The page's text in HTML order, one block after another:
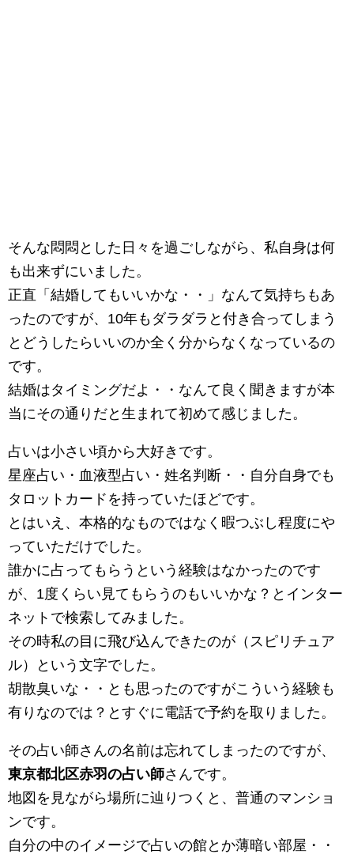
そんな悶悶とした日々を過ごしながら、私自身は何
も出来ずにいました。
正直「結婚してもいいかな・・」なんて気持ちもあ
ったのですが、10年もダラダラと付き合ってしまう
とどうしたらいいのか全く分からなくなっているの
です。
結婚はタイミングだよ・・なんて良く聞きますが本
当にその通りだと生まれて初めて感じました。
占いは小さい頃から大好きです。
星座占い・血液型占い・姓名判断・・自分自身でも
タロットカードを持っていたほどです。
とはいえ、本格的なものではなく暇つぶし程度にや
っていただけでした。
誰かに占ってもらうという経験はなかったのです
が、1度くらい見てもらうのもいいかな？とインター
ネットで検索してみました。
その時私の目に飛び込んできたのが（スピリチュア
ル）という文字でした。
胡散臭いな・・とも思ったのですがこういう経験も
有りなのでは？とすぐに電話で予約を取りました。
その占い師さんの名前は忘れてしまったのですが、
東京都北区赤羽の占い師さんです。
地図を見ながら場所に辿りつくと、普通のマンショ
ンです。
自分の中のイメージで占いの館とか薄暗い部屋・・